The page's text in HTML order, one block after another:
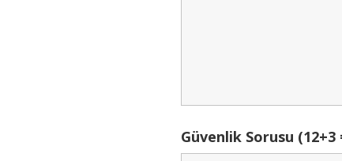
Güvenlik Sorusu (12+3